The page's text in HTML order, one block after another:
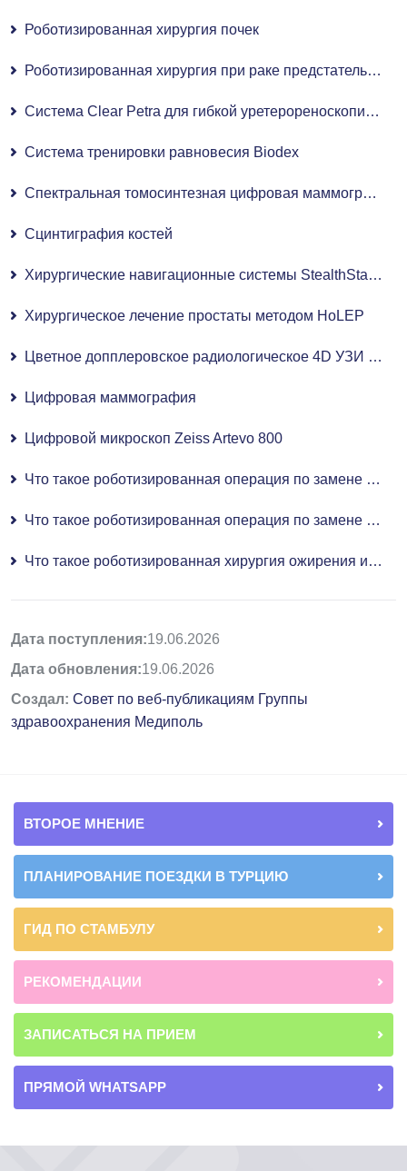
Роботизированная хирургия почек
Роботизированная хирургия при раке предстательной железы
Система Clear Petra для гибкой уретерореноскопии (FURS)
Система тренировки равновесия Biodex
Спектральная томосинтезная цифровая маммография с плоскопанельным детектором
Сцинтиграфия костей
Хирургические навигационные системы StealthStation
Хирургическое лечение простаты методом HoLEP
Цветное допплеровское радиологическое 4D УЗИ (УЗИ)
Цифровая маммография
Цифровой микроскоп Zeiss Artevo 800
Что такое роботизированная операция по замене коленного сустава и как она проводится?
Что такое роботизированная операция по замене тазобедренного сустава и как она проводится?
Что такое роботизированная хирургия ожирения и кому она подходит?
Дата поступления:19.06.2026
Дата обновления:19.06.2026
Создал: Совет по веб-публикациям Группы
здравоохранения Медиполь
ВТОРОЕ МНЕНИЕ
ПЛАНИРОВАНИЕ ПОЕЗДКИ В ТУРЦИЮ
ГИД ПО СТАМБУЛУ
РЕКОМЕНДАЦИИ
ЗАПИСАТЬСЯ НА ПРИЕМ
ПРЯМОЙ WHATSAPP